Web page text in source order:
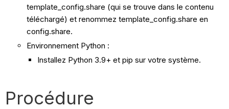
template_config.share (qui se trouve dans le contenu
téléchargé) et renommez template_config.share en
config.share.
Environnement Python :
Installez Python 3.9+ et pip sur votre système.
Procédure